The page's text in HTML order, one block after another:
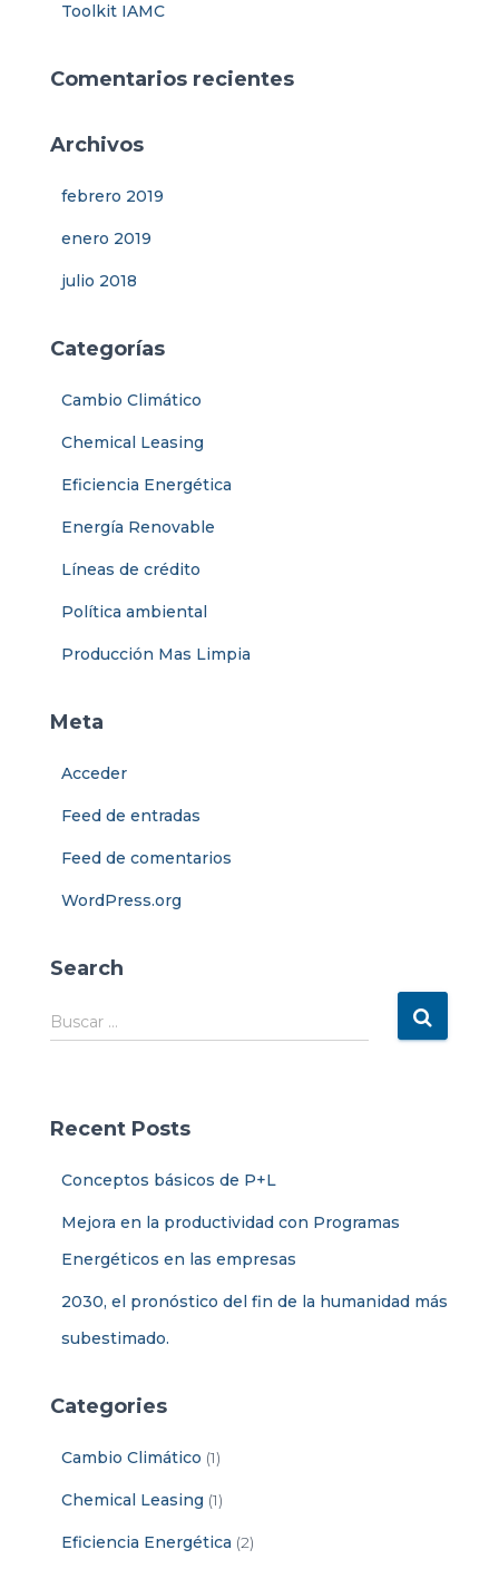
Toolkit IAMC
Comentarios recientes
Archivos
febrero 2019
enero 2019
julio 2018
Categorías
Cambio Climático
Chemical Leasing
Eficiencia Energética
Energía Renovable
Líneas de crédito
Política ambiental
Producción Mas Limpia
Meta
Acceder
Feed de entradas
Feed de comentarios
WordPress.org
Search
B
u
r
Buscar …
Recent Posts
Conceptos básicos de P+L
Mejora en la productividad con Programas
Energéticos en las empresas
2030, el pronóstico del fin de la humanidad más
subestimado.
Categories
Cambio Climático (1)
Chemical Leasing (1)
Eficiencia Energética (2)